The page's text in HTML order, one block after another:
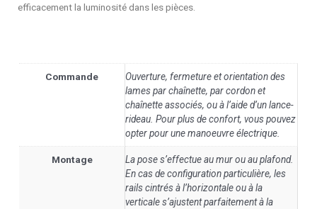
efficacement la luminosité dans les pièces.
Commande
Ouverture, fermeture et orientation des
lames par chaînette, par cordon et
chaînette associés, ou à l’aide d’un lance-
rideau. Pour plus de confort, vous pouvez
opter pour une manoeuvre électrique.
Montage
La pose s’effectue au mur ou au plafond.
En cas de configuration particulière, les
rails cintrés à l’horizontale ou à la
verticale s’ajustent parfaitement à la